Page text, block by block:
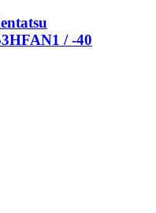
/ -40